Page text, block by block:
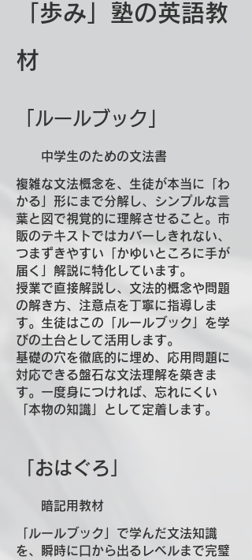
「歩み」塾の​英語教
材
「ルールブック」
中学生のための文法書
複雑な文法概念を、生徒が本当に「わ
かる」形にまで分解し、シンプルな言
葉と図で視覚的に理解させること。市
販のテキストではカバーしきれない、
つまずきやすい「かゆいところに手が
届く」解説に特化しています。
授業で直接解説し、文法的概念や問題
の解き方、注意点を丁寧に指導しま
す。生徒はこの「ルールブック」を学
びの土台として活用します。
基礎の穴を徹底的に埋め、応用問題に
対応できる盤石な文法理解を築きま
す。一度身につければ、忘れにくい
「本物の知識」として定着します。
「おはぐろ」
​ 暗記用教材
「ルールブック」で学んだ文法知識
を、瞬時に口から出るレベルまで完璧